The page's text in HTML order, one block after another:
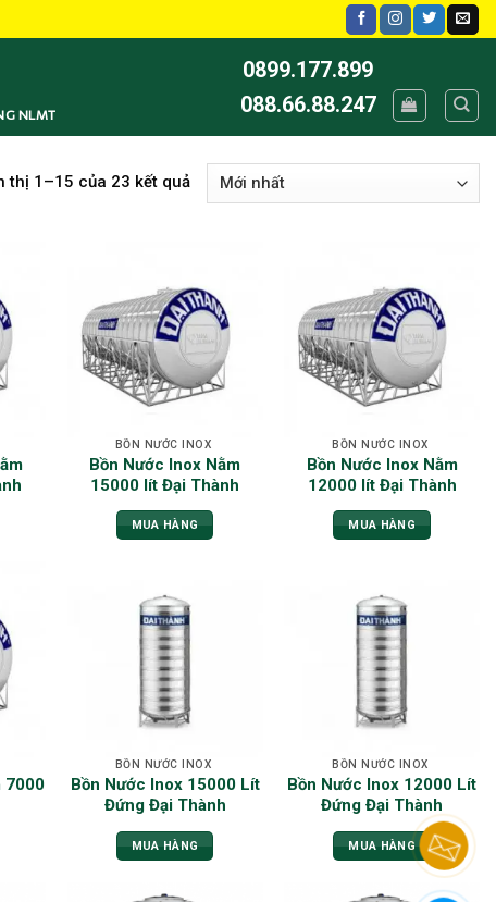
NLMT
0899.177.899
088.66.88.247
thị 1–15 của 23 kết quả
BỒN NƯỚC INOX
Bồn Nước Inox Nằm
15000 lít Đại Thành
MUA HÀNG
BỒN NƯỚC INOX
Bồn Nước Inox Nằm
12000 lít Đại Thành
MUA HÀNG
7000
BỒN NƯỚC INOX
Bồn Nước Inox 15000 Lít
Đứng Đại Thành
MUA HÀNG
BỒN NƯỚC INOX
Bồn Nước Inox 12000 Lít
Đứng Đại Thành
MUA HÀNG